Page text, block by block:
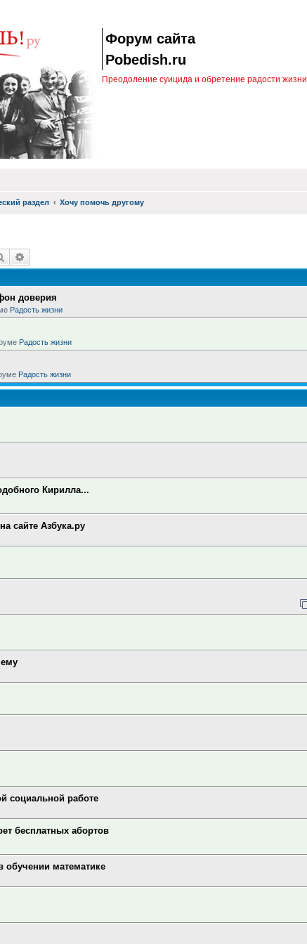
Форум сайта
Pobedish.ru
Преодоление суицида и обретение радости жизни
раздел Хочу помочь другому
Поиск
доверия
Радость жизни
Радость жизни
Радость жизни
Кирилла...
сайте Азбука.ру
социальной работе
бесплатных абортов
обучении математике